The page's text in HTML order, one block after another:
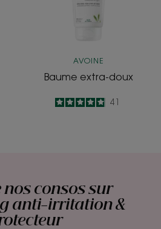
AVOINE
Baume extra-doux
4.9
/
5
41
nos consos sur
anti-irritation &